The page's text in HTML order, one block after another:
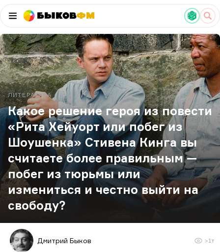
БыковФМ
ЛИТЕРАТУРА
Какое решение героя из повести
«Рита Хейуорт или побег из
Шоушенка» Стивена Кинга вы
считаете более правильным —
побег из тюрьмы или
измениться и честно выйти на
свободу?
Дмитрий Быков >1т